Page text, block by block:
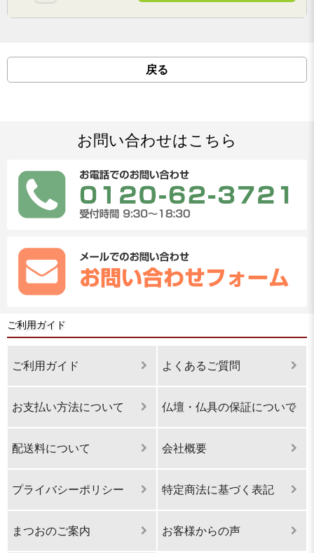
戻る
お問い合わせはこちら
ご利用ガイド
ご利用ガイド よくあるご質問
お支払い方法について 仏壇・仏具の保証について
配送料について 会社概要
プライバシーポリシー 特定商法に基づく表記
まつおのご案内 お客様からの声